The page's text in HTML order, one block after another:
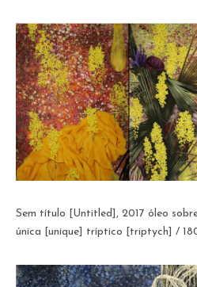
Sem título [Untitled], 2017 óleo
única [unique] tríptico [triptych] /